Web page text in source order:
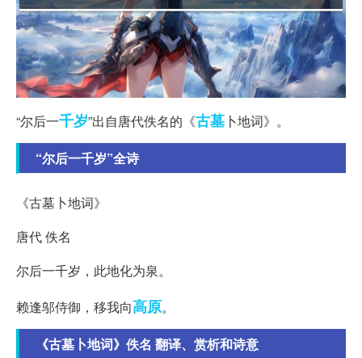
“尔后一千岁”出自唐代佚名的《古墓 卜地词》。
“尔后一千岁”全诗
《古墓卜地词》
唐代 佚名
尔后一千岁，此地化为泉。
赖逢邬侍御，移我向高原。
《古墓卜地词》佚名 翻译、赏析和诗意